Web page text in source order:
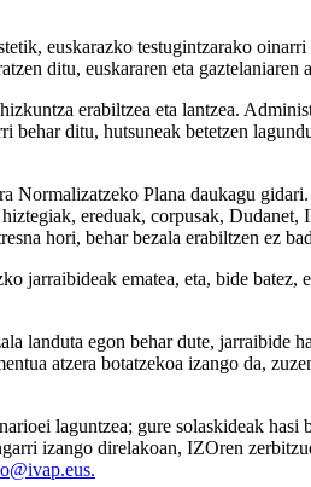
euskarazko testugintzarako oinarri
ditu, euskararen eta gaztelaniaren
erabiltzea eta lantzea.
ditu, hutsuneak betetzen
Normalizatzeko Plana daukagu
ereduak, corpusak,
hori, behar bezala erabiltzen ez
ematea, eta, bide batez,
landuta egon behar dute, jarraibide
atzera botatzekoa izango da,
laguntzea; gure solaskideak hasi
izango direlakoan, IZOren
.